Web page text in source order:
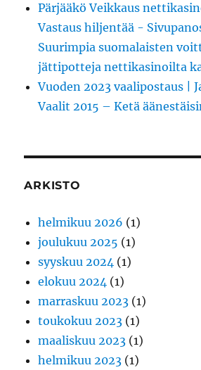
Pärjääkö Veikkaus
Vastaus hiljentää -
Suurimpia suomalaisten
jättipotteja nettikasinoilta
Vuoden 2023 vaalipostaus |
Vaalit 2015 – Ketä
ARKISTO
helmikuu 2026 (1)
joulukuu 2025 (1)
syyskuu 2024 (1)
elokuu 2024 (1)
marraskuu 2023 (1)
toukokuu 2023 (1)
maaliskuu 2023 (1)
helmikuu 2023 (1)